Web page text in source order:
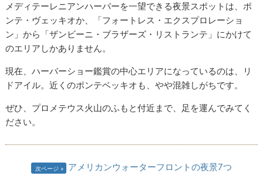
メディテーレニアンハーバーを一望できる夜景スポットは、ポ
ンテ・ヴェッキオか、「フォートレス・エクスプロレーショ
ン」から「ザンビーニ・ブラザーズ・リストランテ」にかけて
のエリアしかありません。
現在、ハーバーショー鑑賞の中心エリアになっているのは、リ
ドアイル。近くのポンテベッキオも、やや混雑しがちです。
ぜひ、プロメテウス火山のふもと付近まで、足を運んでみてく
ださい。
次ページ アメリカンウォーターフロントの夜景7つ